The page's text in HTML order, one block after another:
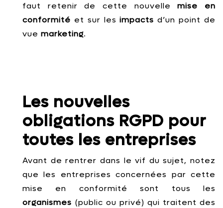
faut retenir de cette nouvellemise en
conformité et sur lesimpacts d’un point de
vue marketing.
Les nouvelles
obligations RGPD pour
toutes les entreprises
Avant de rentrer dans le vif du sujet, notez
que les entreprises concernées par cette
mise en conformité sont tous les
organismes (public ou privé) qui traitent des